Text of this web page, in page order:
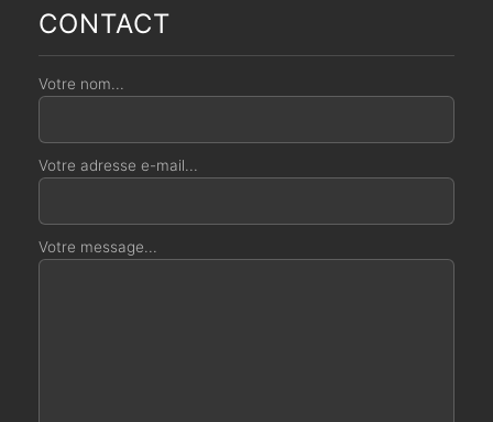
CONTACT
Votre nom...
Votre adresse e-mail...
Votre message...